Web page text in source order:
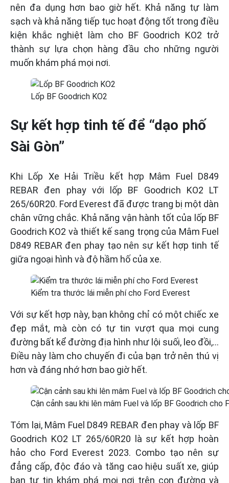
nên đa dụng hơn bao giờ hết. Khả năng tự làm
sạch và khả năng tiếp tục hoạt động tốt trong điều
kiện khắc nghiệt làm cho BF Goodrich KO2 trở
thành sự lựa chọn hàng đầu cho những người
muốn khám phá mọi nơi.
Lốp BF Goodrich KO2
Sự kết hợp tinh tế để “dạo phố
Sài Gòn”
Khi Lốp Xe Hải Triều kết hợp Mâm Fuel D849
REBAR đen phay với lốp BF Goodrich KO2 LT
265/60R20. Ford Everest đã được trang bị một dàn
chân vững chắc. Khả năng vận hành tốt của lốp BF
Goodrich KO2 và thiết kế sang trọng của Mâm Fuel
D849 REBAR đen phay tạo nên sự kết hợp tinh tế
giữa ngoại hình và độ hầm hố của xe.
Kiểm tra thước lái miễn phí cho Ford Everest
Với sự kết hợp này, bạn không chỉ có một chiếc xe
đẹp mắt, mà còn có tự tin vượt qua mọi cung
đường bất kể đường địa hình như lội suối, leo đồi,…
Điều này làm cho chuyến đi của bạn trở nên thú vị
hơn và đáng nhớ hơn bao giờ hết.
Cận cảnh sau khi lên mâm Fuel và lốp BF Goodrich cho
Tóm lại, Mâm Fuel D849 REBAR đen phay và lốp BF
Goodrich KO2 LT 265/60R20 là sự kết hợp hoàn
hảo cho Ford Everest 2023. Combo tạo nên sự
đẳng cấp, độc đáo và tăng cao hiệu suất xe, giúp
bạn tự tin khám phá mọi nơi trên con đường và